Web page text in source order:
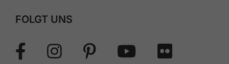
FOLGT UNS